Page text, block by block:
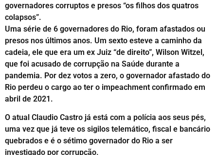
governadores corruptos e presos “os filhos dos quatros
colapsos”.
Uma série de 6 governadores do Rio, foram afastados ou
presos nos últimos anos. Um sexto esteve a caminho da
cadeia, ele que era um ex Juiz “de direito”, Wilson Witzel,
que foi acusado de corrupção na Saúde durante a
pandemia. Por dez votos a zero, o governador afastado do
Rio perdeu o cargo ao ter o impeachment confirmado em
abril de 2021.
O atual Claudio Castro já está com a polícia aos seus pés,
uma vez que já teve os sigilos telemático, fiscal e bancário
quebrados e é o sétimo governador do Rio a ser
investigado por corrupção.